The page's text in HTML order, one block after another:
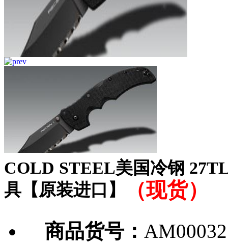
COLD STEEL美国冷钢
具【原装进口】
（现货）
商品货号：